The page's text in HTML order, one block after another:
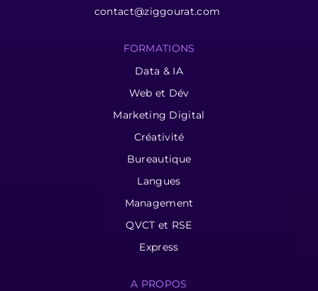
contact@ziggourat.com
FORMATIONS
Data & IA
Web et Dév
Marketing Digital
Créativité
Bureautique
Langues
Management
QVCT et RSE
Express
A PROPOS